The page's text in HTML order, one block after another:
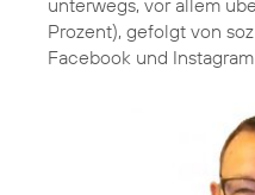
unterwegs, vor allem
Prozent), gefolgt von
Facebook und